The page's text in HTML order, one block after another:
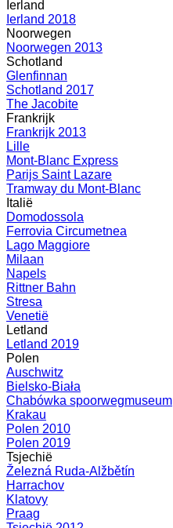
Ierland
Ierland 2018
Noorwegen
Noorwegen 2013
Schotland
Glenfinnan
Schotland 2017
The Jacobite
Frankrijk
Frankrijk 2013
Lille
Mont-Blanc Express
Parijs Saint Lazare
Tramway du Mont-Blanc
Italië
Domodossola
Ferrovia Circumetnea
Lago Maggiore
Milaan
Napels
Rittner Bahn
Stresa
Venetië
Letland
Letland 2019
Polen
Auschwitz
Bielsko-Biała
Chabówka spoorwegmuseum
Krakau
Polen 2010
Polen 2019
Tsjechië
Železná Ruda-Alžbětín
Harrachov
Klatovy
Praag